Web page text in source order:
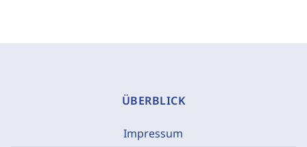
ÜBERBLICK
Impressum